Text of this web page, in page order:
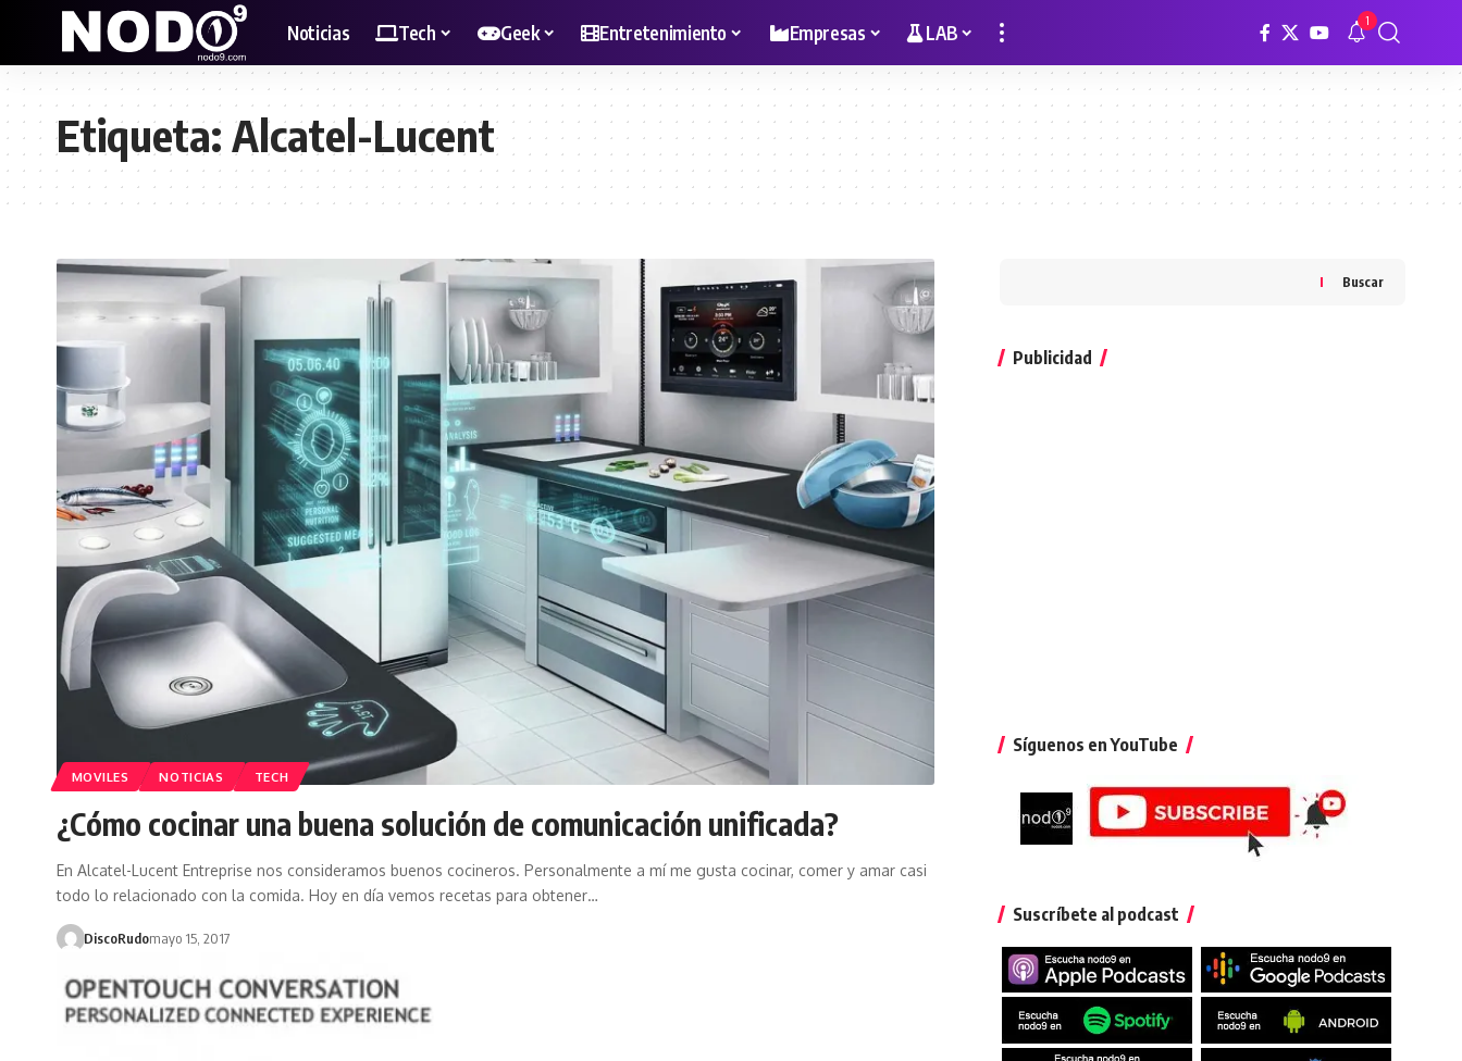
Noticias Tech Geek Entretenimiento Empresas LAB 1
Etiqueta: Alcatel-Lucent
MOVILES NOTICIAS TECH
¿Cómo cocinar una buena solución de comunicación unificada?
En Alcatel-Lucent Entreprise nos consideramos buenos cocineros. Personalmente a mí me gusta cocinar, comer y amar casi
todo lo relacionado con la comida. Hoy en día vemos recetas para obtener…
DiscoRudomayo 15, 2017
Buscar
Publicidad
Síguenos en YouTube
Suscríbete al podcast